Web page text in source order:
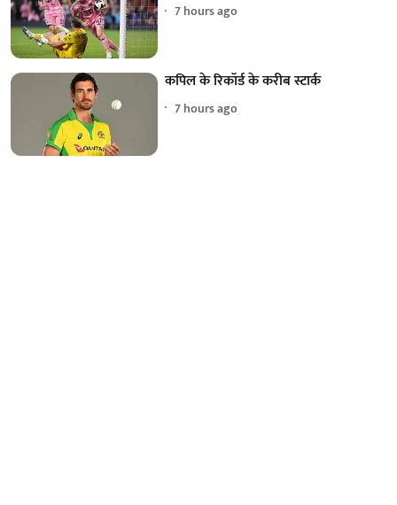
7 hours ago
कपिल के रिकॉर्ड के करीब स्टार्क
7 hours ago